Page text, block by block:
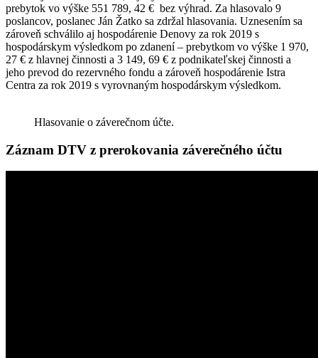
prebytok vo výške 551 789, 42 € bez výhrad. Za hlasovalo 9
poslancov, poslanec Ján Žatko sa zdržal hlasovania. Uznesením sa
zároveň schválilo aj hospodárenie Denovy za rok 2019 s
hospodárskym výsledkom po zdanení – prebytkom vo výške 1 970,
27 € z hlavnej činnosti a 3 149, 69 € z podnikateľskej činnosti a
jeho prevod do rezervného fondu a zároveň hospodárenie Istra
Centra za rok 2019 s vyrovnaným hospodárskym výsledkom.
Hlasovanie o záverečnom účte.
Záznam DTV z prerokovania záverečného účtu